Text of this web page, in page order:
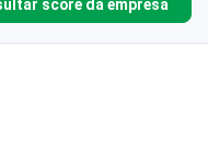
score da empresa